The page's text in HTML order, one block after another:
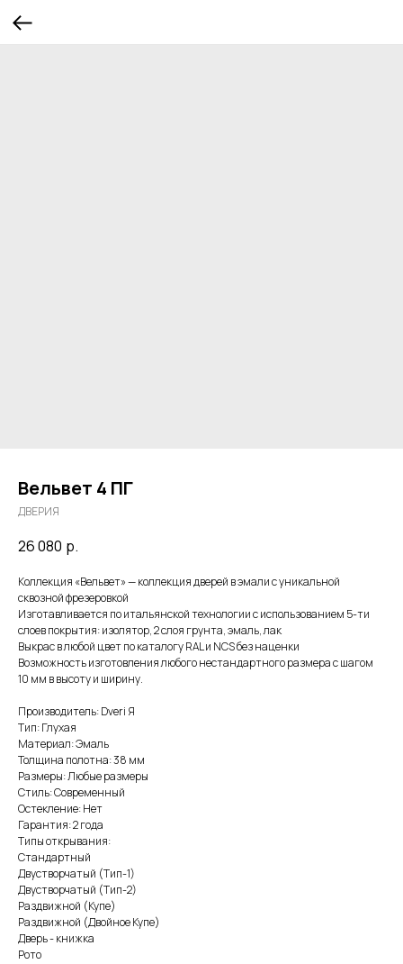
Вельвет 4 ПГ
ДВЕРИЯ
26 080 р.
Коллекция «Вельвет» — коллекция дверей в эмали с уникальной
сквозной фрезеровкой
Изготавливается по итальянской технологии с использованием 5-ти
слоев покрытия: изолятор, 2 слоя грунта, эмаль, лак
Выкрас в любой цвет по каталогу RAL и NCS без наценки
Возможность изготовления любого нестандартного размера с шагом
10 мм в высоту и ширину.
Производитель: Dveri Я
Тип: Глухая
Материал: Эмаль
Толщина полотна: 38 мм
Размеры: Любые размеры
Стиль: Современный
Остекление: Нет
Гарантия: 2 года
Типы открывания:
Стандартный
Двустворчатый (Тип-1)
Двустворчатый (Тип-2)
Раздвижной (Купе)
Раздвижной (Двойное Купе)
Дверь - книжка
Рото